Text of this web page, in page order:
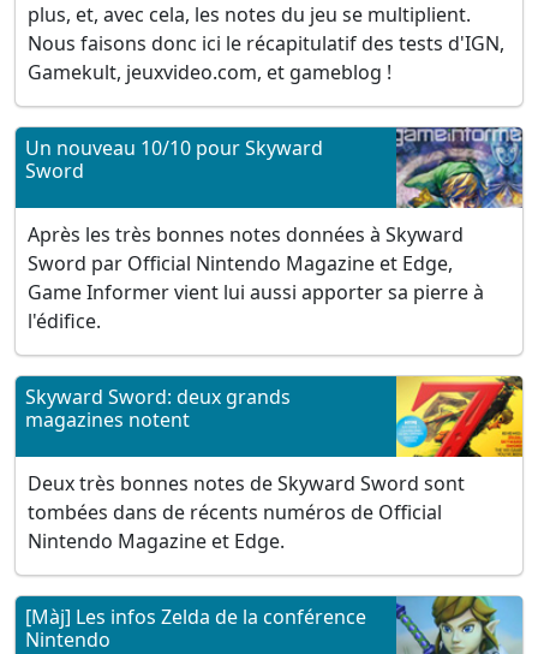
plus, et, avec cela, les notes du jeu se multiplient.
Nous faisons donc ici le récapitulatif des tests d'IGN,
Gamekult, jeuxvideo.com, et gameblog !
Un nouveau 10/10 pour Skyward
Sword
Après les très bonnes notes données à Skyward
Sword par Official Nintendo Magazine et Edge,
Game Informer vient lui aussi apporter sa pierre à
l'édifice.
Skyward Sword: deux grands
magazines notent
Deux très bonnes notes de Skyward Sword sont
tombées dans de récents numéros de Official
Nintendo Magazine et Edge.
[Màj] Les infos Zelda de la conférence
Nintendo